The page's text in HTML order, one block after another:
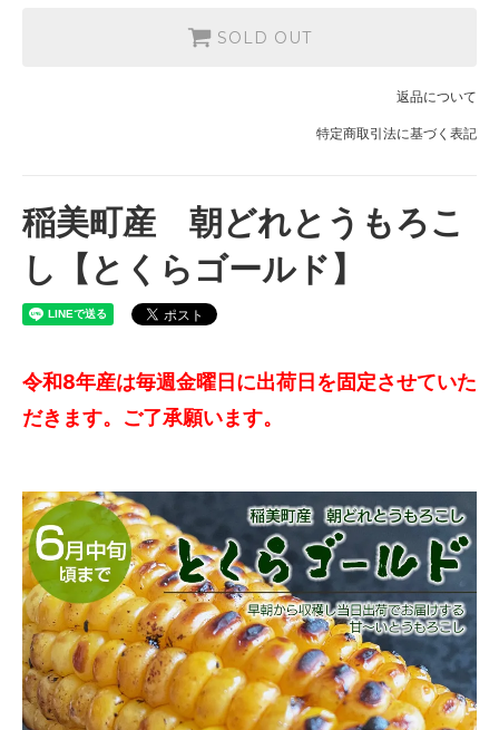
SOLD OUT
返品について
特定商取引法に基づく表記
稲美町産 朝どれとうもろこ
し【とくらゴールド】
令和8年産は毎週金曜日に出荷日を固定させていた
だきます。ご了承願います。